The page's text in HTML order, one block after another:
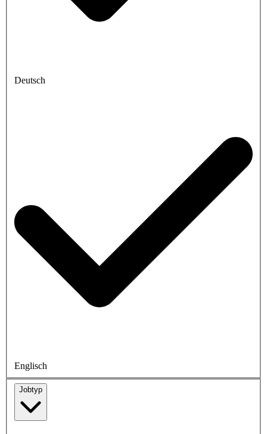
Deutsch
Englisch
Jobtyp